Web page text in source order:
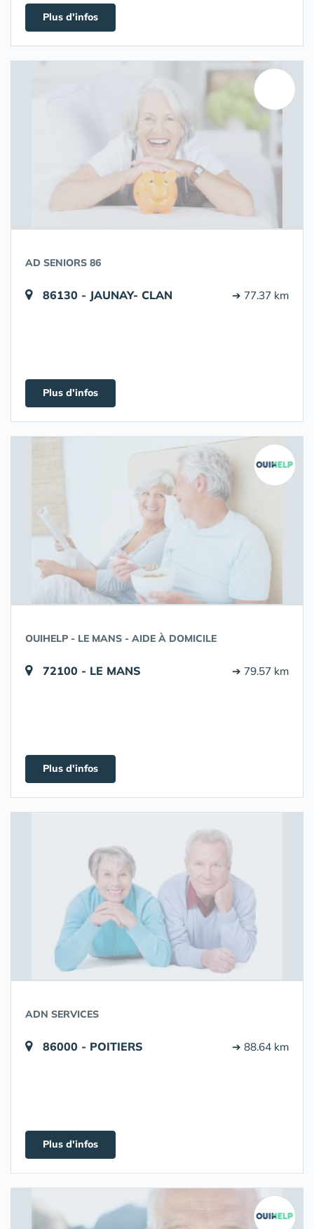
Plus d'infos
AD SENIORS 86
86130 - JAUNAY- CLAN ➔ 77.37 km
Plus d'infos
OUIHELP - LE MANS - AIDE À DOMICILE
72100 - LE MANS ➔ 79.57 km
Plus d'infos
ADN SERVICES
86000 - POITIERS ➔ 88.64 km
Plus d'infos